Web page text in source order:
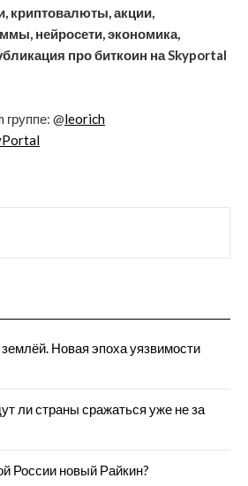
криптовалюты, акции,
нейросети, экономика,
про биткоин на Skyportal
@leorich
Новая эпоха уязвимости
ли страны сражаться уже не за
России новый Райкин?